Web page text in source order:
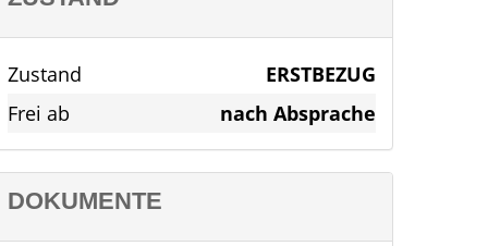
Zustand
ERSTBEZUG
Frei ab
nach Absprache
DOKUMENTE